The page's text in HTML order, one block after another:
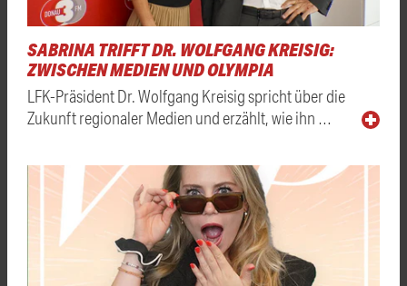
SABRINA TRIFFT DR. WOLFGANG KREISIG:
ZWISCHEN MEDIEN UND OLYMPIA
LFK-Präsident Dr. Wolfgang Kreisig spricht über die
Zukunft regionaler Medien und erzählt, wie ihn …